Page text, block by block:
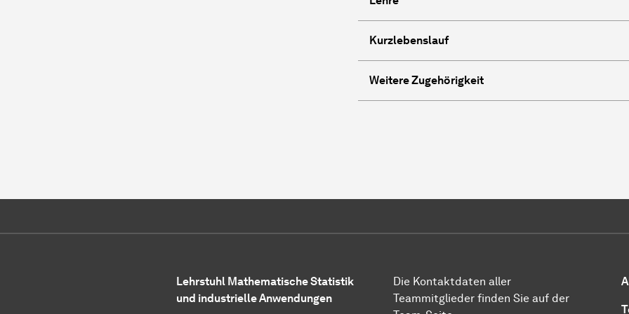
Kurzlebenslauf
Weitere Zugehörigkeit
Lehrstuhl Mathematische Statistik
und industrielle Anwendungen
Die Kontaktdaten aller
Teammitglieder finden Sie auf der